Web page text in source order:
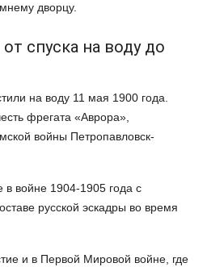
дворцу.
спуска на воду до
на воду 11 мая 1900 года.
фрегата «Аврора»,
войны Петропавловск-
в войне 1904-1905 года с
русской эскадры во время
и в Первой Мировой войне, где